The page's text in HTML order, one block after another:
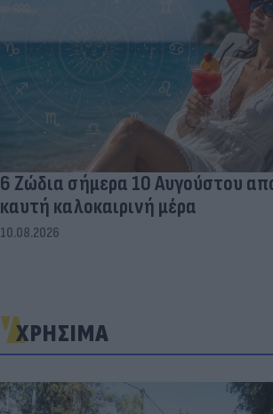
6 Ζώδια σήμερα 10 Αυγούστου
καυτή καλοκαιρινή μέρα
10.08.2026
ΧΡΗΣΙΜΑ